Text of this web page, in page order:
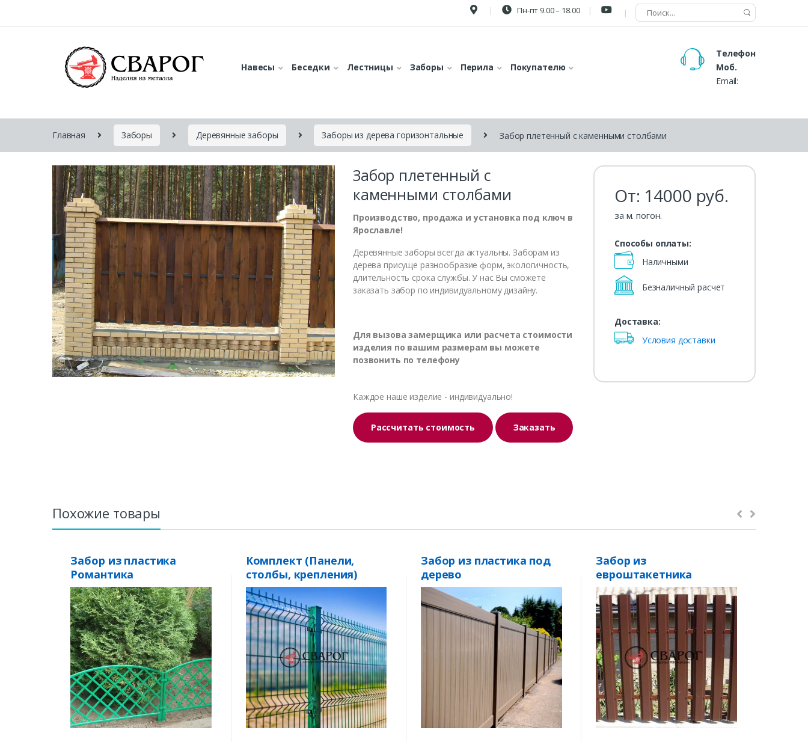
Пн-пт 9.00 – 18.00
Навесы Беседки Лестницы Заборы Перила Покупателю
Телефон
Моб.
Email:
Главная Заборы Деревянные заборы Заборы из дерева горизонтальные Забор плетенный с каменными столбами
Забор плетенный с
каменными столбами
Производство, продажа и установка под ключ в
Ярославле!
Деревянные заборы всегда актуальны. Заборам из
дерева присуще разнообразие форм, экологичность,
длительность срока службы. У нас Вы сможете
заказать забор по индивидуальному дизайну.
Для вызова замерщика или расчета стоимости
изделия по вашим размерам вы можете
позвонить по телефону
Каждое наше изделие - индивидуально!
Рассчитать стоимость Заказать
От: 14000 руб.
за м. погон.
Способы оплаты:
Наличными
Безналичный расчет
Доставка:
Условия доставки
Похожие товары
Забор из пластика
Романтика
Комплект (Панели,
столбы, крепления)
забора из 3D сетки
«Light» 3,5 мм. пруток
Забор из пластика под
дерево
Забор из
евроштакетника
«Оптима»